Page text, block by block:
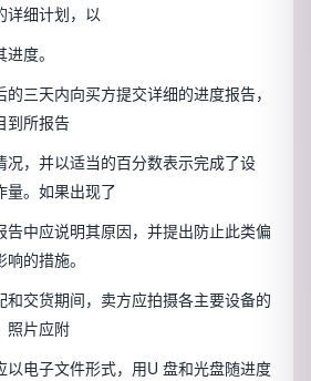
详细计划，以
度。
三天内向买方提交详细的进度报告，
到所报告
况，并以适当的百分数表示完成了设
量。如果出现了
告中应说明其原因，并提出防止此类偏
的措施。
和交货期间，卖方应拍摄各主要设备的
照片应附
以电子文件形式，用U 盘和光盘随进度